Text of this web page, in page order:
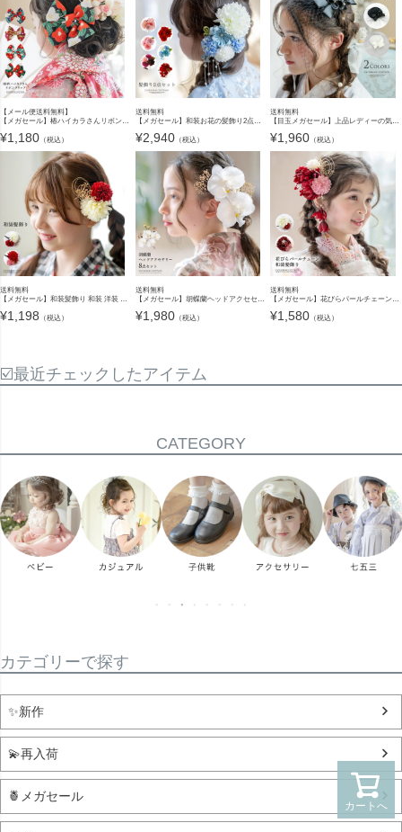
カートへ
【メール便送料無料】
【メガセール】椿ハイカラさんリボンクリップ ちりめん 和装ヘアアクセサリー和風髪飾り 着物 袴 浴衣 和服 かわいい ヘア 卒業式ヘアアレンジ 七五三 和装アクセサリーYUP4 ≪メール便優
¥1,180 （税込）
送料無料
【メガセール】和装お花の髪飾り2点セット[髪飾り造花卒業式袴結婚式成人式子供大人着物振り袖ヘアアクセ TAK
¥2,940（税込）
送料無料
【目玉メガセール】上品レディーの気品トーク帽 髪飾り ミニハット ヘッドドレス アクセサリー ヘアアクセサリー その他アクセサリー・小物 TAK
¥1,960 （税込）
送料無料
【メガセール】和装髪飾り 和装 洋装 ヘアクリップ ヘアアクセサリー 七五三 着物 浴衣 袴 卒業袴 卒業式 成人式 花 キッズ ジュニア レディース 赤 白 キャサリンコテージ TAK
¥1,198 （税込）
送料無料
【メガセール】胡蝶蘭ヘッドアクセセット ヘアアクセサリー 七五三 着物 浴衣 袴 卒業袴 卒業式 成人式 花 キッズ ジュニア レディース 大人 女の子 和装 和風 髪飾り 造花 キャサリンコテージ TAK
¥1,980（税込）
送料無料
【メガセール】花びらパールチェーン和装髪飾り キッズ 卒園式 卒業式 小学校 成人式 和風 浴衣 袴 振袖 着物 七五三 赤 白 ヘアアクセサリー クリップ キャサリンコテージ TAK
¥1,580 （税込）
☑️最近チェックしたアイテム
CATEGORY
カテゴリーで探す
✨新作
💫再入荷
🍍メガセール